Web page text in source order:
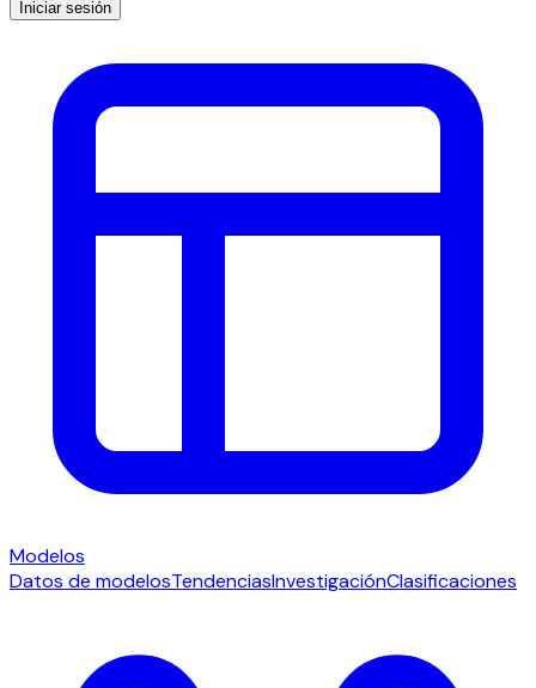
Iniciar sesión
Modelos
Datos de modelosTendenciasInvestigaciónClasificaciones